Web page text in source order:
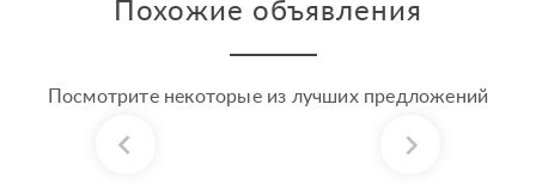
Похожие объявления
Посмотрите некоторые из лучших предложений